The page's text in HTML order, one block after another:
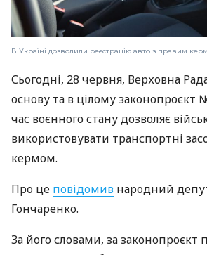
В Україні дозволили реєстрацію авто з правим
Сьогодні, 28 червня, Верховна
основу та в цілому законопроєкт
час воєнного стану дозволяє
використовувати транспортні
кермом.
Про це повідомив народний
Гончаренко.
За його словами, за законопроєкт